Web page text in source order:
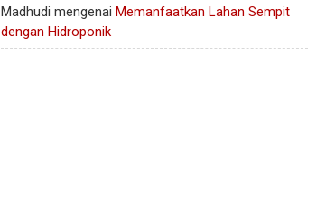
Madhudi mengenai Memanfaatkan Lahan Sempit
dengan Hidroponik